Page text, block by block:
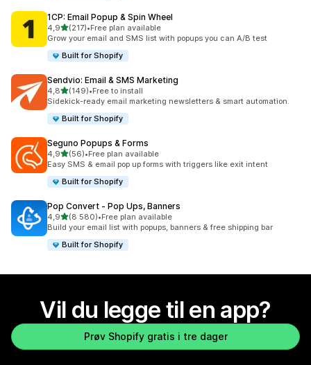
1CP: Email Popup & Spin Wheel
4,9av 5 stjerner
(217)
Totalt 217 omtaler
•Free plan available
Grow your email and SMS list with popups you can A/B test
Built for Shopify
Sendvio: Email & SMS Marketing
4,8av 5 stjerner
(149)
Totalt 149 omtaler
•Free to install
Sidekick-ready email marketing newsletters & smart automation.
Built for Shopify
Seguno Popups & Forms
4,9av 5 stjerner
(56)
Totalt 56 omtaler
•Free plan available
Easy SMS & email pop up forms with triggers like exit intent
Built for Shopify
Pop Convert ‑ Pop Ups, Banners
4,9av 5 stjerner
(8 580)
Totalt 8580 omtaler
•Free plan available
Build your email list with popups, banners & free shipping bar
Built for Shopify
Vil du legge til en app?
Prøv Shopify gratis i tre dager